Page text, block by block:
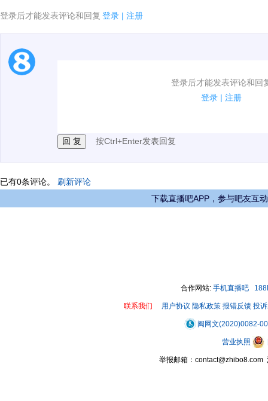
登录后才能发表评论和回复 登录 | 注册
登录后才能发表评论和回
登录 | 注册
1.电脑端新用户可以发表评论了！
按Ctrl+Enter发表回复
已有0条评论。 刷新评论
下载直播吧APP，参与吧友互动
合作网站: 手机直播吧
联系我们 用户协议 隐私政策 报错反馈 投
闽网文(2020)0082-
营业执照
举报邮箱：